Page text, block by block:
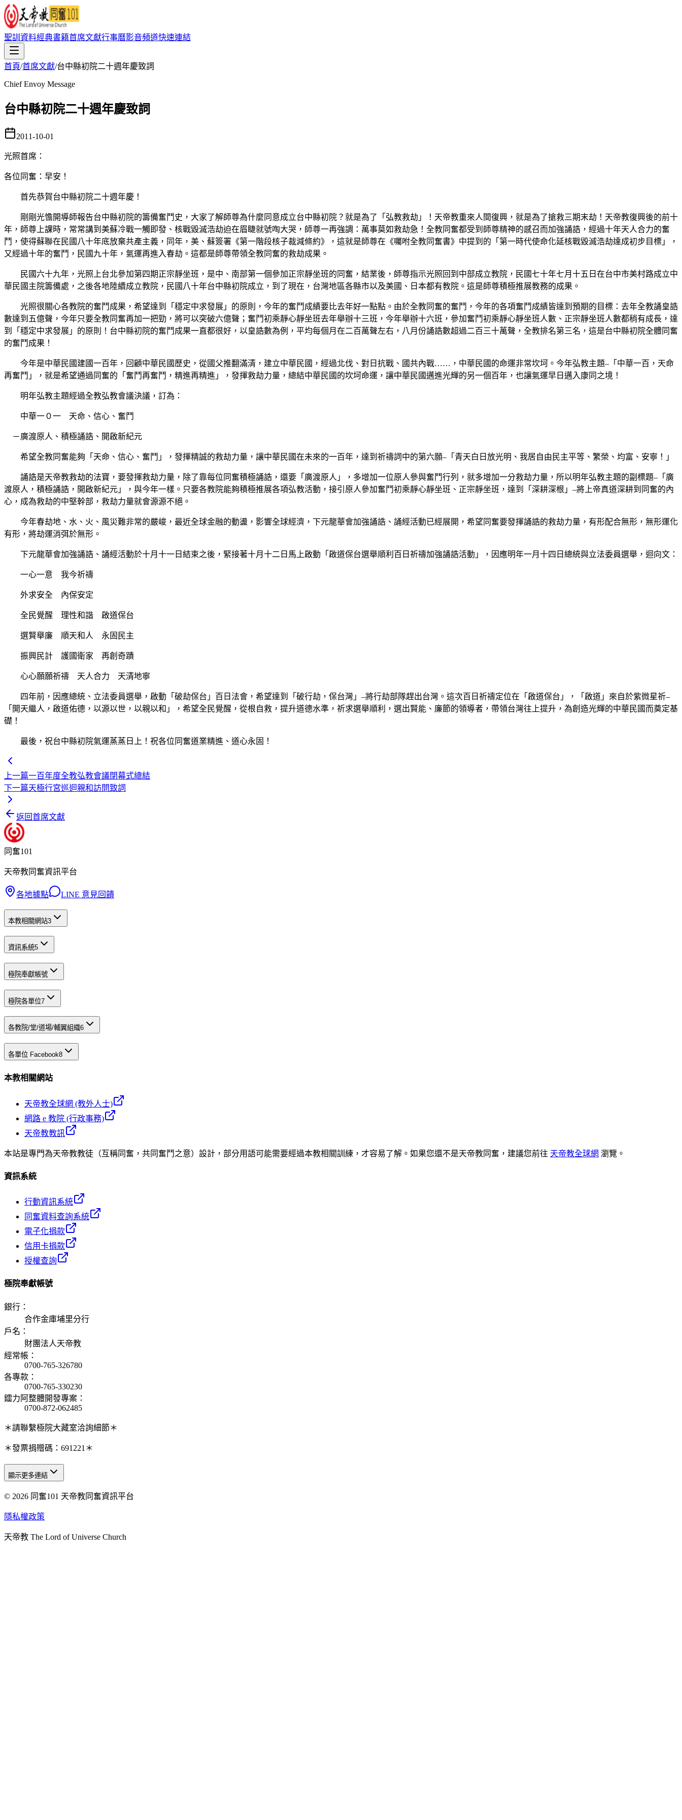
聖訓資料經典書籍首席文獻行事曆影音頻道快速連結
首頁/首席文獻/台中縣初院二十週年慶致詞
Chief Envoy Message
台中縣初院二十週年慶致詞
2011-10-01
光照首席 ：
各位同奮：早安！
首先恭賀台中縣初院二十週年慶！
剛剛光憺開導師報告台中縣初院的籌備奮鬥史，大家了解師尊為什麼同意成立台中縣初院？就是為了「弘教救劫」！天帝教重來人間復興，就是為了搶救三期末劫！天帝教復興後的前十
年，師尊上課時，常常講到美蘇冷戰一觸即發、核戰毀滅浩劫迫在眉睫就號啕大哭，師尊一再強調：萬事莫如救劫急！全教同奮都受到師尊精神的感召而加強誦誥，經過十年天人合力的奮
鬥，使得蘇聯在民國八十年底放棄共產主義，同年，美、蘇簽署《第一階段核子裁減條約》，這就是師尊在《囑咐全教同奮書》中提到的「第一時代使命化延核戰毀滅浩劫達成初步目標」，
又經過十年的奮鬥，民國九十年，氣運再進入春劫。這都是師尊帶領全教同奮的救劫成果。
民國六十九年，光照上台北參加第四期正宗靜坐班，是中、南部第一個參加正宗靜坐班的同奮，結業後，師尊指示光照回到中部成立教院，民國七十年七月十五日在台中市美村路成立中
華民國主院籌備處，之後各地陸續成立教院，民國八十年台中縣初院成立，到了現在，台灣地區各縣市以及美國、日本都有教院。這是師尊積極推展教務的成果。
光照很關心各教院的奮鬥成果，希望達到「穩定中求發展」的原則，今年的奮鬥成績要比去年好一點點。由於全教同奮的奮鬥，今年的各項奮鬥成績皆達到預期的目標：去年全教誦皇誥
數達到五億聲，今年只要全教同奮再加一把勁，將可以突破六億聲；奮鬥初乘靜心靜坐班去年舉辦十三班，今年舉辦十六班，參加奮鬥初乘靜心靜坐班人數、正宗靜坐班人數都稍有成長，達
到「穩定中求發展」的原則！台中縣初院的奮鬥成果一直都很好，以皇誥數為例，平均每個月在二百萬聲左右，八月份誦誥數超過二百三十萬聲，全教排名第三名，這是台中縣初院全體同奮
的奮鬥成果！
今年是中華民國建國一百年，回顧中華民國歷史，從國父推翻滿清，建立中華民國，經過北伐、對日抗戰、國共內戰……，中華民國的命運非常坎坷。今年弘教主題–「中華一百，天命
再奮鬥」，就是希望通過同奮的「奮鬥再奮鬥，精進再精進」，發揮救劫力量，總結中華民國的坎坷命運，讓中華民國邁進光輝的另一個百年，也讓氣運早日邁入康同之境！
明年弘教主題經過全教弘教會議決議，訂為：
中華一０一 天命、信心、奮鬥
－廣渡原人、積極誦誥、開啟新紀元
希望全教同奮能夠「天命、信心、奮鬥」，發揮精誠的救劫力量，讓中華民國在未來的一百年，達到祈禱詞中的第六願–「青天白日放光明、我居自由民主平等、繁榮、均富、安寧！」
誦誥是天帝教救劫的法寶，要發揮救劫力量，除了靠每位同奮積極誦誥，還要「廣渡原人」，多增加一位原人參與奮鬥行列，就多增加一分救劫力量，所以明年弘教主題的副標題–「廣
渡原人，積極誦誥，開啟新紀元」，與今年一樣。只要各教院能夠積極推展各項弘教活動，接引原人參加奮鬥初乘靜心靜坐班、正宗靜坐班，達到「深耕深根」–將上帝真道深耕到同奮的內
心，成為救劫的中堅幹部，救劫力量就會源源不絕。
今年春劫地、水、火、風災難非常的嚴峻，最近全球金融的動盪，影響全球經濟，下元龍華會加強誦誥、誦經活動已經展開，希望同奮要發揮誦誥的救劫力量，有形配合無形，無形運化
有形，將劫運消弭於無形。
下元龍華會加強誦誥、誦經活動於十月十一日結束之後，緊接著十月十二日馬上啟動「啟道保台選舉順利百日祈禱加強誦誥活動」，因應明年一月十四日總統與立法委員選舉，迴向文：
一心一意 我今祈禱
外求安全 內保安定
全民覺醒 理性和諧 啟道保台
選賢舉廉 順天和人 永固民主
振興民計 護國衛家 再創奇蹟
心心願願祈禱 天人合力 天清地寧
四年前，因應總統、立法委員選舉，啟動「破劫保台」百日法會，希望達到「破行劫，保台灣」–將行劫部隊趕出台灣。這次百日祈禱定位在「啟道保台」，「啟道」來自於紫微星祈–
「開天繼人，啟道佑德，以源以世，以親以和」，希望全民覺醒，從根自救，提升道德水準，祈求選舉順利，選出賢能、廉節的領導者，帶領台灣往上提升，為創造光輝的中華民國而奠定基
礎！
最後，祝台中縣初院氣運蒸蒸日上！祝各位同奮道業精進、道心永固！
上一篇一百年度全教弘教會議閉幕式總結
下一篇天極行宮巡迴親和訪問致詞
返回首席文獻
同奮101
天帝教同奮資訊平台
各地據點 LINE 意見回饋
本教相關網站3
資訊系統5
極院奉獻帳號
極院各單位7
各教院/堂/道場/輔翼組織6
各單位 Facebook8
本教相關網站
天帝教全球網 (教外人士)
網路 e 教院 (行政事務)
天帝教教訊
本站是專門為天帝教教徒（互稱同奮，共同奮鬥之意）設計，部分用語可能需要經過本教相關訓練，才容易了解。如果您還不是天帝教同奮，建議您前往 天帝教全球網 瀏覽。
資訊系統
行動資訊系統
同奮資料查詢系統
電子化捐款
信用卡捐款
授權查詢
極院奉獻帳號
銀行 ：
合作金庫埔里分行
戶名 ：
財團法人天帝教
經常帳 ：
0700-765-326780
各專款 ：
0700-765-330230
鐳力阿整體開發專案 ：
0700-872-062485
＊請聯繫極院大藏室洽詢細節＊
＊發票捐贈碼：691221＊
天人研究總院
天人研究學院
天人炁功院
顯示更多連結
© 2026 同奮101 天帝教同奮資訊平台
隱私權政策
天帝教 The Lord of Universe Church